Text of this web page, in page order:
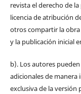
revista el derecho de
licencia de atribución
otros compartir la
y la publicación inicial
b). Los autores
adicionales de
exclusiva de la versión